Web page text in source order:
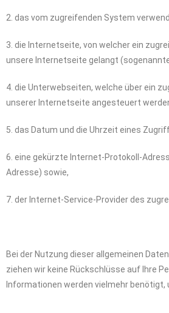
2. das vom zugreifenden System
3. die Internetseite, von welcher ein
unsere Internetseite gelangt
4. die Unterwebseiten, welche über ein
unserer Internetseite angesteuert
5. das Datum und die Uhrzeit eines
6. eine gekürzte Internet-Protokoll-
Adresse) sowie,
7. der Internet-Service-Provider des
Bei der Nutzung dieser allgemeinen
ziehen wir keine Rückschlüsse auf Ihre
Informationen werden vielmehr benötigt,